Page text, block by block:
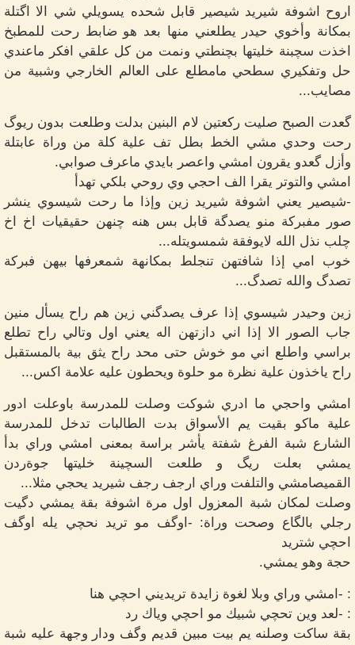
اروح اشوفة شيريد شيصير قابل شحده يسويلي شي الا اگتلة
بمكانة وأخوي حيدر يطلعني منها بعد هو ضابط رحت للمطبخ
اخذت سچبنة خليتها بچنطتي ونمت من كل علقي افكر ماعندي
حل وتفكيري سطحي مامطلع على العالم الخارجي وشبية من
مصايب...
گعدت الصبح صليت ركعتين لام البنين بدلت وطلعت بدون ريوگ
رحت وحدي مشي الخط بطل تف علية كلة من وراة عابتلة
وأزل گعدو يقرون امشي واعصر بايدي ماعرف صوابي.
امشي والتوتر يقرا الف احجي وي روحي بلكي تهدأ
-شيصير يعني اشوفة شيريد زين وإذا ما رحت شيسوي ينشر
صور مفبركة منو يصدگة قابل بس هنه چنهن حقيقيات اخ اخ
چلب نذل الله لايوفقة شمسويتله...
خوب امي إذا شافتهن تنجلط بمكانهة شمعرفها بيهن فبركة
تصدگ والله تصدگ...
زين وحيدر شيسوي إذا عرف يصدگني زين هم راح يسأل منين
جاب الصور الا إذا اني دازتهن اله يعني اول وتالي راح تطلع
براسي واطلع اني مو خوش حتى محد راح يثق بية بالمستقبل
راح ياخذون علية نظرة مو حلوة ويحطون عليه علامة اكس...
امشي واحجي ما ادري شوكت وصلت للمدرسة باوعلت ادور
علية ماكو بقيت يم الأسواق بدت الطالبات تدخل للمدرسة
الشارع شبة الفرغ شفتة يأشر براسة بمعنى امشي وراي بدأ
يمشي بعلت ريگ و طلعت السچينة خليتها جوةردن
القميصامشي والتلفت وراي ارجف رجف شيريد يحجي مثلا...
وصلت لمكان شبة المعزول اول مرة اشوفة بقة يمشي دگيت
رجلي بالگاع وصحت وراة: -اوگف مو تريد نحچي يله اوگف
احچي شتريد
حجة وهو يمشي.
: -امشي وراي وبلا لغوة زايدة تريديني احچي هنا
: -لعد وين تحچي شبيك مو احچي وياك رد
بقة ساكت وصلنه يم بيت مبين قديم وگف ودار وجهة عليه شبة